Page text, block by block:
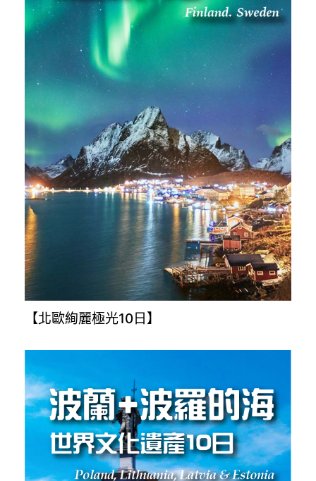
【北歐絢麗極光10日】